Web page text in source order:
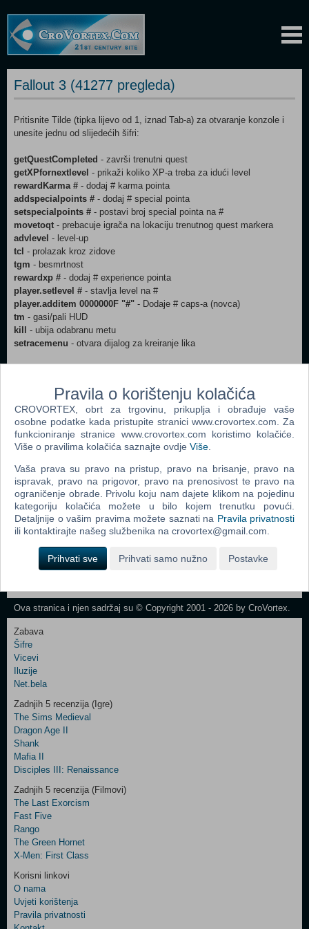
Fallout 3 (41277 pregleda)
Pritisnite Tilde (tipka lijevo od 1, iznad Tab-a) za otvaranje konzole i
unesite jednu od slijedećih šifri:
getQuestCompleted - završi trenutni quest
getXPfornextlevel - prikaži koliko XP-a treba za idući level
rewardKarma # - dodaj # karma pointa
addspecialpoints # - dodaj # special pointa
setspecialpoints # - postavi broj special pointa na #
movetoqt - prebacuje igrača na lokaciju trenutnog quest markera
advlevel - level-up
tcl - prolazak kroz zidove
tgm - besmrtnost
rewardxp # - dodaj # experience pointa
player.setlevel # - stavlja level na #
player.additem 0000000F "#" - Dodaje # caps-a (novca)
tm - gasi/pali HUD
kill
- ubija odabranu metu
setracemenu - otvara dijalog za kreiranje lika
Webshop newsletter
Ime i prezime
Vaš email
Control
Field
Newsletter
Control
Field
Two
Newsletter
Control
Field
Three
Newsletter
Prijavi me Odjava
Ova stranica i njen sadržaj su © Copyright 2001 - 2026 by CroVortex.
Zabava
Šifre
Vicevi
Iluzije
Net.bela
Zadnjih 5 recenzija (Igre)
The Sims Medieval
Dragon Age II
Shank
Mafia II
Disciples III: Renaissance
Zadnjih 5 recenzija (Filmovi)
The Last Exorcism
Fast Five
Rango
The Green Hornet
X-Men: First Class
Korisni linkovi
O nama
Uvjeti korištenja
Pravila privatnosti
Pravila o korištenju kolačića
CROVORTEX, obrt za trgovinu, prikuplja i obrađuje vaše
osobne podatke kada pristupite stranici www.crovortex.com. Za
funkcioniranje stranice www.crovortex.com koristimo kolačiće.
Više o pravilima kolačića saznajte ovdje Više
Vaša prava su pravo na pristup, pravo na brisanje, pravo na
ispravak, pravo na prigovor, pravo na prenosivost te pravo na
ograničenje obrade. Privolu koju nam dajete klikom na pojedinu
kategoriju kolačića možete u bilo kojem trenutku povući.
Detaljnije o vašim pravima možete saznati na Pravila privatnosti
ili kontaktirajte našeg službenika na crovortex@gmail.com.
Prihvati sve Prihvati samo nužno Postavke